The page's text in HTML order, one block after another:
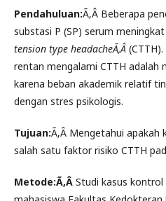
Pendahuluan:Ã‚Â Beberapa
substasi P (SP) serum
tension type headacheÃ‚Â
rentan mengalami CTTH adalah
karena beban akademik relatif
dengan stres psikologis.
Tujuan:Ã‚Â Mengetahui apakah
salah satu faktor risiko CTTH
Metode:Ã‚Â Studi kasus